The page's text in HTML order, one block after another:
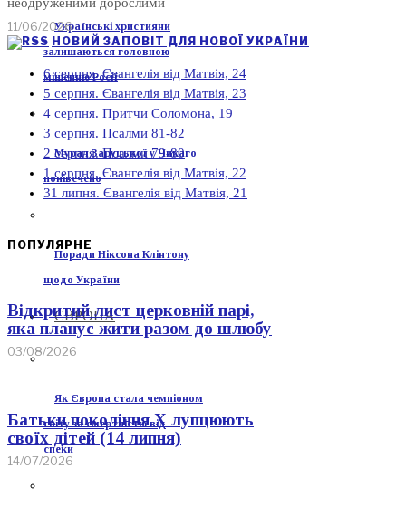
Українські християни
залишаються головною
мішенню Росії
Мурал Заруцької у Чикаго
понівечено
Поради Ніксона Клінтону
щодо України
ЄВРОПА
Як Європа стала чемпіоном
світу за смертністю від
спеки
11/06/2026
НОВИЙ ЗАПОВІТ ДЛЯ НОВОЇ УКРАЇНИ
6 серпня. Євангелія від Матвія, 24
5 серпня. Євангелія від Матвія, 23
4 серпня. Притчи Соломона, 19
3 серпня. Псалми 81-82
2 серпня. Псалми 79-80
1 серпня. Євангелія від Матвія, 22
31 липня. Євангелія від Матвія, 21
ПОПУЛЯРНЕ
Відкритий лист церковній парі,
яка планує жити разом до шлюбу
03/08/2026
Батьки покоління Х лупцюють
своїх дітей (14 липня)
14/07/2026